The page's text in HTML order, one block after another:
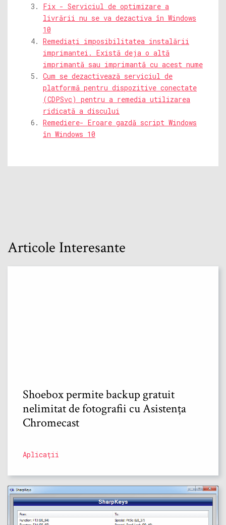
Fix - Serviciul de optimizare a
livrării nu se va dezactiva în Windows
10
Remediați imposibilitatea instalării
imprimantei. Există deja o altă
imprimantă sau imprimantă cu acest nume
Cum se dezactivează serviciul de
platformă pentru dispozitive conectate
(CDPSvc) pentru a remedia utilizarea
ridicată a discului
Remediere- Eroare gazdă script Windows
în Windows 10
Articole Interesante
Shoebox permite backup gratuit
nelimitat de fotografii cu Asistența
Chromecast
Aplicații